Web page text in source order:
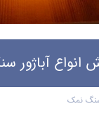
انواع آباژور
نمک